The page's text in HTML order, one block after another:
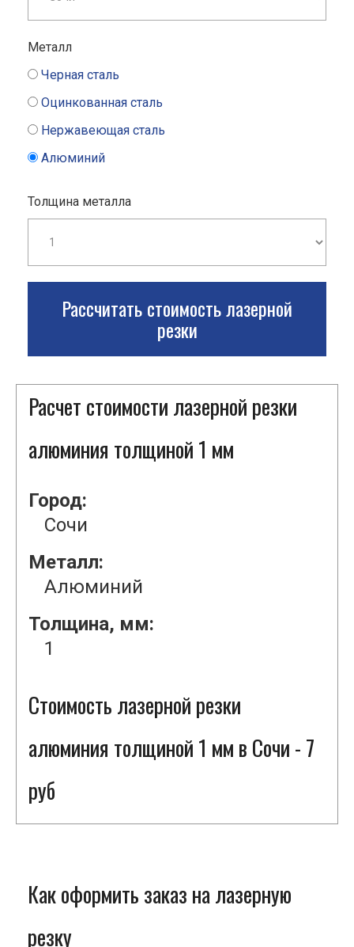
Металл
Черная сталь
Оцинкованная сталь
Нержавеющая сталь
Алюминий
Толщина металла
Рассчитать стоимость лазерной
резки
Расчет стоимости лазерной резки
алюминия толщиной 1 мм
Город:
Сочи
Металл:
Алюминий
Толщина, мм:
1
Стоимость лазерной резки
алюминия толщиной 1 мм в Сочи - 7
руб
Как оформить заказ на лазерную
резку